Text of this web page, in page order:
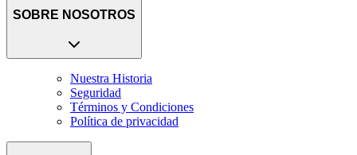
SOBRE NOSOTROS
Nuestra Historia
Seguridad
Términos y Condiciones
Política de privacidad